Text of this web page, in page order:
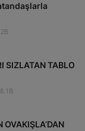
SIZLATAN TABLO